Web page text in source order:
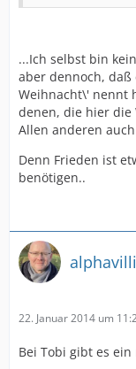
...Ich selbst bin
aber dennoch, daß
Weihnacht\' nennt
denen, die hier die
Allen anderen
Denn Frieden ist
benötigen..
22. Januar 2014 um
Bei Tobi gibt es